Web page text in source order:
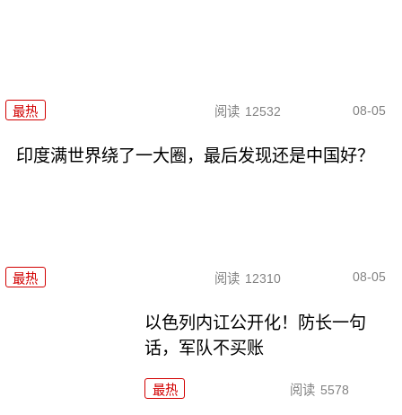
最热 阅读 12532 08-05
印度满世界绕了一大圈，最后发现还是中国好？
最热 阅读 12310 08-05
以色列内讧公开化！防长一句
话，军队不买账
最热 阅读 5578